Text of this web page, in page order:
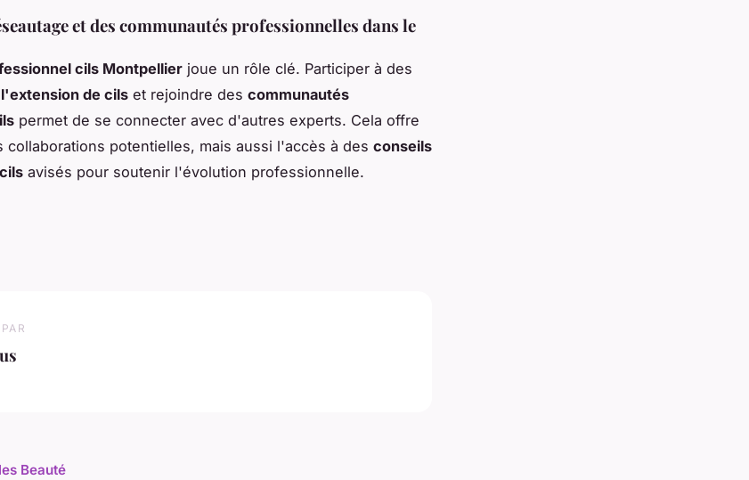
et des communautés professionnelles dans le
cils Montpellier joue un rôle clé. Participer à des
de cils et rejoindre des communautés
permet de se connecter avec d'autres experts. Cela offre
collaborations potentielles, mais aussi l'accès à des conseils
avisés pour soutenir l'évolution professionnelle.
Beauté